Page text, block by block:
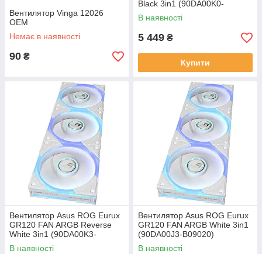
Вентилятор Vinga 12026
OEM
Немає в наявності
90 ₴
Black 3in1 (90DA00K0-
B09020)
В наявності
5 449 ₴
Купити
Вентилятор Asus ROG Eurux
GR120 FAN ARGB Reverse
White 3in1 (90DA00K3-
B09020)
В наявності
Вентилятор Asus ROG Eurux
GR120 FAN ARGB White 3in1
(90DA00J3-B09020)
В наявності